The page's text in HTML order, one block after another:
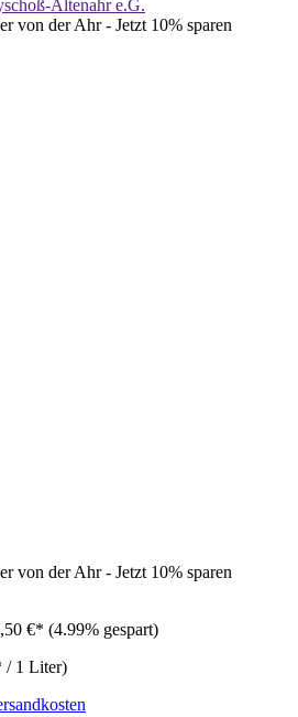
Altenahr e.G.
€* (4.99% gespart)
/ 1 Liter)